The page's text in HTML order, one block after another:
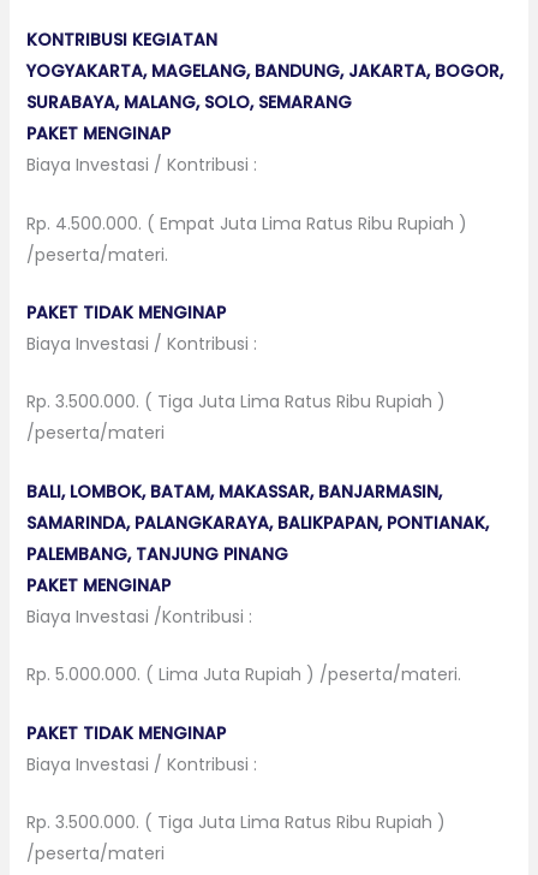
KONTRIBUSI KEGIATAN
YOGYAKARTA, MAGELANG, BANDUNG, JAKARTA, BOGOR,
SURABAYA, MALANG, SOLO, SEMARANG
PAKET MENGINAP
Biaya Investasi / Kontribusi :
Rp. 4.500.000. ( Empat Juta Lima Ratus Ribu Rupiah )
/peserta/materi.
PAKET TIDAK MENGINAP
Biaya Investasi / Kontribusi :
Rp. 3.500.000. ( Tiga Juta Lima Ratus Ribu Rupiah )
/peserta/materi
BALI, LOMBOK, BATAM, MAKASSAR, BANJARMASIN,
SAMARINDA, PALANGKARAYA, BALIKPAPAN, PONTIANAK,
PALEMBANG, TANJUNG PINANG
PAKET MENGINAP
Biaya Investasi /Kontribusi :
Rp. 5.000.000. ( Lima Juta Rupiah ) /peserta/materi.
PAKET TIDAK MENGINAP
Biaya Investasi / Kontribusi :
Rp. 3.500.000. ( Tiga Juta Lima Ratus Ribu Rupiah )
/peserta/materi